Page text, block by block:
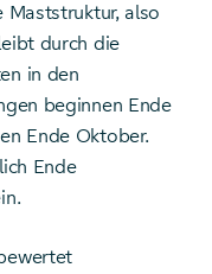
Maststruktur, also
durch die
in den
beginnen Ende
Ende Oktober.
Ende